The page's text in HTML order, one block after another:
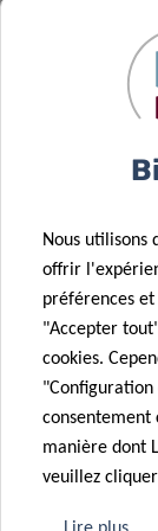
grâce à
signale
dans
Health
22 Fév
Nous utilisons
offrir
préférences
"Accepter
cookies.
consentement
manière dont
veuillez